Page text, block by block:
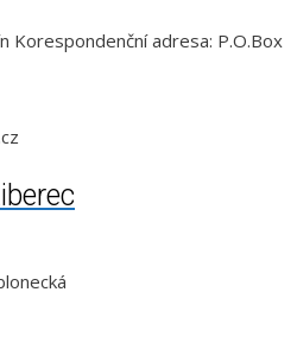
Korespondenční adresa: P.O.Box